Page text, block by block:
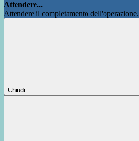
Attendere...
Attendere il completamento
Chiudi